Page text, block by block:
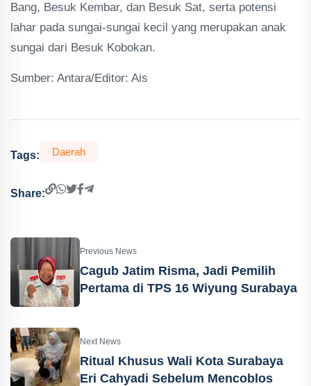
Bang, Besuk Kembar, dan Besuk Sat, serta potensi
lahar pada sungai-sungai kecil yang merupakan anak
sungai dari Besuk Kobokan.
Sumber: Antara/Editor: Ais
Tags: Daerah
Share:
Previous News
Cagub Jatim Risma, Jadi Pemilih
Pertama di TPS 16 Wiyung Surabaya
Next News
Ritual Khusus Wali Kota Surabaya
Eri Cahyadi Sebelum Mencoblos